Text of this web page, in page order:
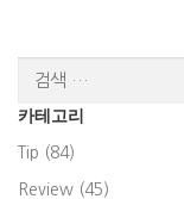
카테고리
Tip (84)
Review (45)